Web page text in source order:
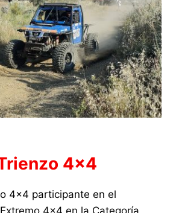
4×4
4×4 participante en el